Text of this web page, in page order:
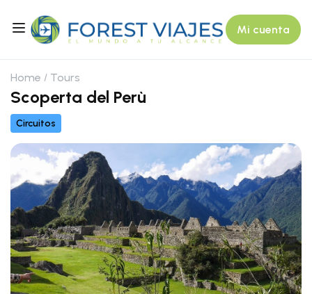
Mi cuenta
Home Tours
Scoperta del Perù
Circuitos